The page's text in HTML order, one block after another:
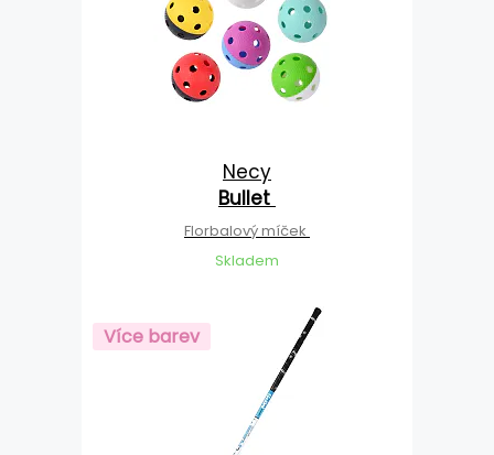
Necy
Bullet
Florbalový míček
Skladem
Více barev